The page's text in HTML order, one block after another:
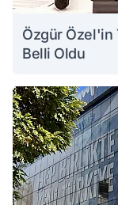
Özgür Özel'in
Belli Oldu